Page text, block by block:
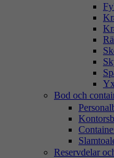
Bod och
Reservdelar